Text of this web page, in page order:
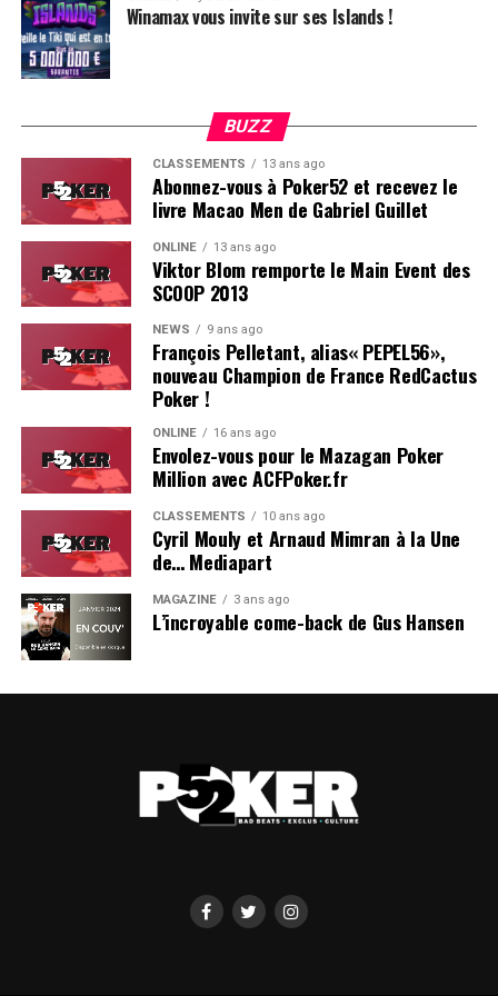
Soleau à gauche, sorti par Logghe au centre
Winamax vous invite sur ses Islands !
BUZZ
CLASSEMENTS 13 ans ago
Abonnez-vous à Poker52 et recevez le
livre Macao Men de Gabriel Guillet
ONLINE 13 ans ago
Viktor Blom remporte le Main Event des
SCOOP 2013
NEWS 9 ans ago
François Pelletant, alias« PEPEL56»,
nouveau Champion de France RedCactus
Poker !
ONLINE 16 ans ago
Envolez-vous pour le Mazagan Poker
Million avec ACFPoker.fr
CLASSEMENTS 10 ans ago
Cyril Mouly et Arnaud Mimran à la Une
de… Mediapart
MAGAZINE 3 ans ago
L’incroyable come-back de Gus Hansen